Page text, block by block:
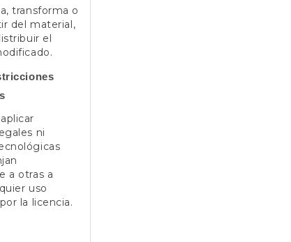
transforma o
del material,
el
ni
a otras a
uso
la licencia.